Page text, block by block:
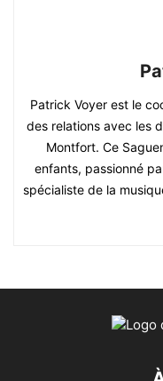
Patrick Voyer est le
des relations avec les
Montfort. Ce
enfants, passionné
spécialiste de la